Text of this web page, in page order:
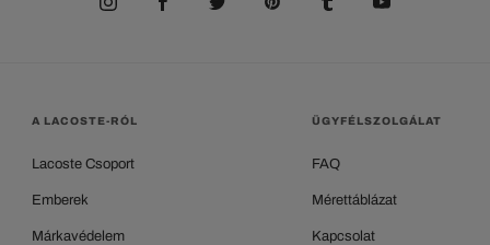
A LACOSTE-RÓL
Lacoste Csoport
Emberek
Márkavédelem
ÜGYFÉLSZOLGÁLAT
FAQ
Mérettáblázat
Kapcsolat